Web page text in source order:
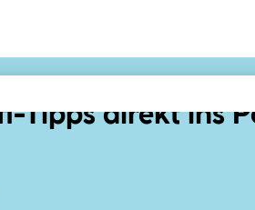
Tipps direkt ins